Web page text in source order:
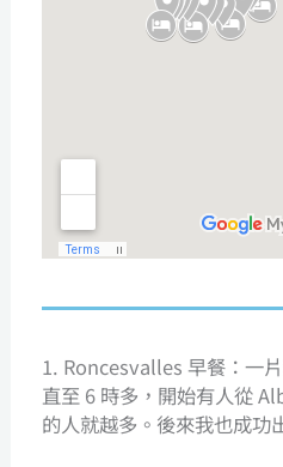
1. Roncesvalles 早餐：一
直至 6 時多，開始有人從
的人就越多。後來我也成功